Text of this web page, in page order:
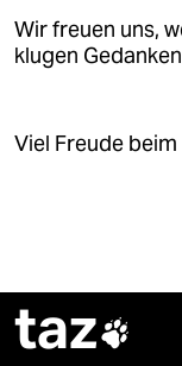
Wir freuen uns,
klugen
Viel Freude
taz